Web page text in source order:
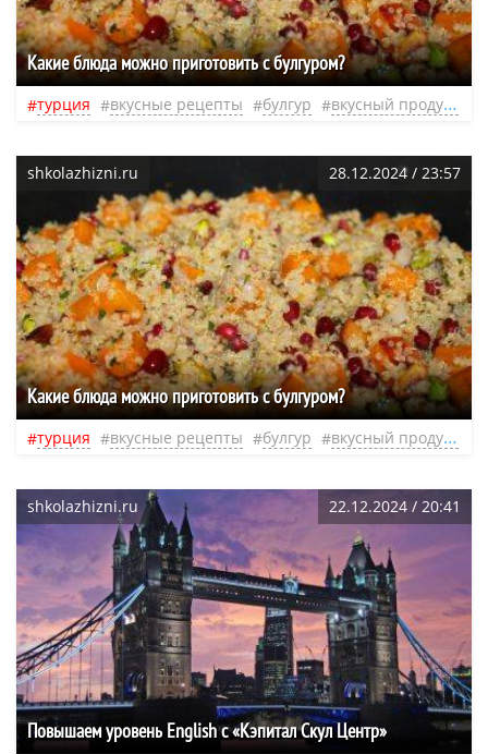
Какие блюда можно приготовить с булгуром?
турция вкусные рецепты булгур вкусный продукт
shkolazhizni.ru 28.12.2024 / 23:57
Какие блюда можно приготовить с булгуром?
турция вкусные рецепты булгур вкусный продукт
shkolazhizni.ru 22.12.2024 / 20:41
Повышаем уровень English c «Кэпитал Скул Центр»